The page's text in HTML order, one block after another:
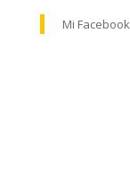
Mi Facebook